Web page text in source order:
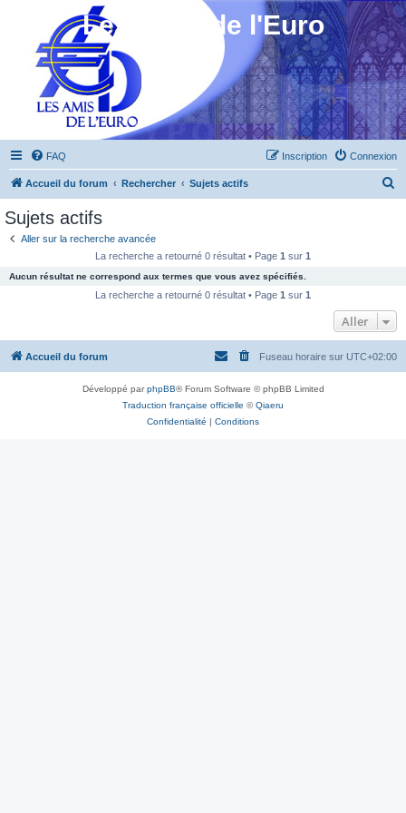
Les Amis de l'Euro
FAQ Connexion
Inscription
Accueil du forum Rechercher Sujets actifs
c
e
Sujets actifs
Aller sur la recherche avancée
La recherche a retourné 0 résultat • Page 1 sur 1
Aucun résultat ne correspond aux termes que vous avez spécifiés.
La recherche a retourné 0 résultat • Page 1 sur 1
Aller
Accueil du forum Fuseau horaire sur UTC+02:00
Développé parphpBB® Forum Software © phpBB Limited
Traduction française officielle ©Qiaeru
Confidentialité | Conditions